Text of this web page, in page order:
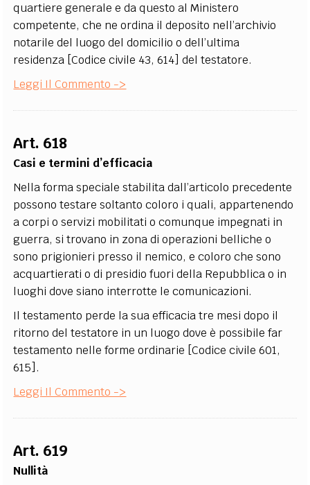
quartiere generale e da questo al Ministero
competente, che ne ordina il deposito nell’archivio
notarile del luogo del domicilio o dell’ultima
residenza [Codice civile 43, 614] del testatore.
Leggi Il Commento ->
Art. 618
Casi e termini d’efficacia
Nella forma speciale stabilita dall’articolo precedente
possono testare soltanto coloro i quali, appartenendo
a corpi o servizi mobilitati o comunque impegnati in
guerra, si trovano in zona di operazioni belliche o
sono prigionieri presso il nemico, e coloro che sono
acquartierati o di presidio fuori della Repubblica o in
luoghi dove siano interrotte le comunicazioni.
Il testamento perde la sua efficacia tre mesi dopo il
ritorno del testatore in un luogo dove è possibile far
testamento nelle forme ordinarie [Codice civile 601,
615].
Leggi Il Commento ->
Art. 619
Nullità